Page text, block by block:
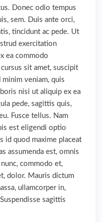
Donec odio tempus
sem. Duis ante orci,
tincidunt ac pede. Ut
exercitation
ea commodo
sit amet, suscipit
veniam, quis
nisi ut aliquip ex ea
pede, sagittis quis,
Fusce tellus. Nam
est eligendi optio
id quod maxime placeat
assumenda est, omnis
commodo et,
dolor. Mauris dictum
ullamcorper in,
sagittis